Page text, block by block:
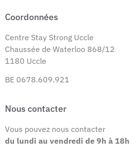
Coordonnées
Centre Stay Strong Uccle
Chaussée de Waterloo 868/12
1180 Uccle
BE 0678.609.921
Nous contacter
Vous pouvez nous contacter
du lundi au vendredi de 9h à 18h